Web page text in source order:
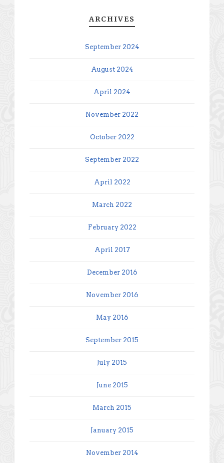
ARCHIVES
September 2024
August 2024
April 2024
November 2022
October 2022
September 2022
April 2022
March 2022
February 2022
April 2017
December 2016
November 2016
May 2016
September 2015
July 2015
June 2015
March 2015
January 2015
November 2014